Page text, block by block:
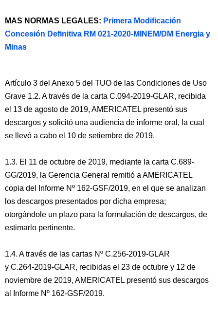
MAS NORMAS LEGALES: Primera Modificación
Concesión Definitiva RM 021-2020-MINEM/DM Energia y
Minas
Artículo 3 del Anexo 5 del TUO de las Condiciones de Uso
Grave 1.2. A través de la carta C.094-2019-GLAR, recibida
el 13 de agosto de 2019, AMERICATEL presentó sus
descargos y solicitó una audiencia de informe oral, la cual
se llevó a cabo el 10 de setiembre de 2019.
1.3. El 11 de octubre de 2019, mediante la carta C.689-
GG/2019, la Gerencia General remitió a AMERICATEL
copia del Informe Nº 162-GSF/2019, en el que se analizan
los descargos presentados por dicha empresa;
otorgándole un plazo para la formulación de descargos, de
estimarlo pertinente.
1.4. A través de las cartas Nº C.256-2019-GLAR
y C.264-2019-GLAR, recibidas el 23 de octubre y 12 de
noviembre de 2019, AMERICATEL presentó sus descargos
al Informe Nº 162-GSF/2019.